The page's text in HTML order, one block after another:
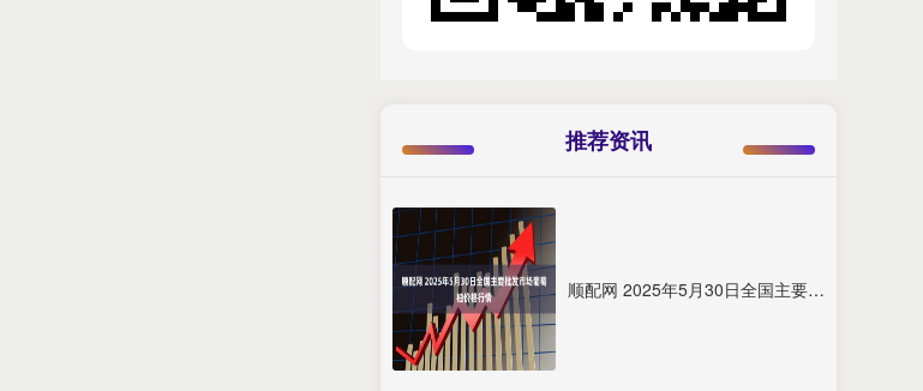
推荐资讯
顺配网 2025年5月30日全国主要批发市场葡萄柚价格行情